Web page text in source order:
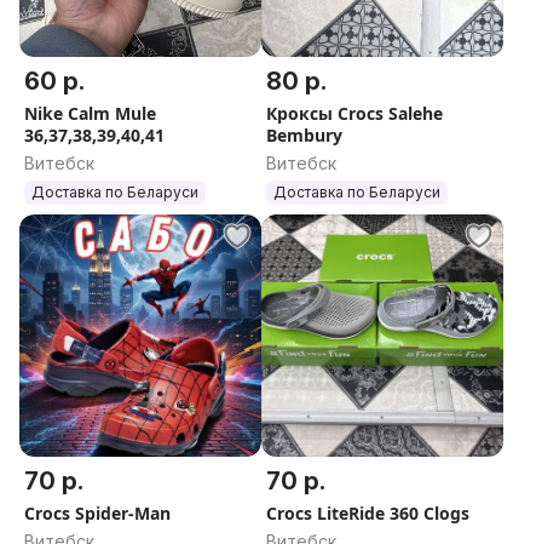
60 р.
Nike Calm Mule
36,37,38,39,40,41
Витебск
Доставка по Беларуси
80 р.
Кроксы Crocs Salehe
Bembury
Витебск
Доставка по Беларуси
70 р.
Crocs Spider-Man
70 р.
Crocs LiteRide 360 Clogs